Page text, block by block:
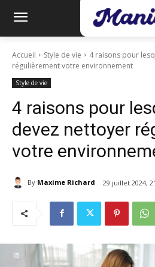
Accueil Style de vie
4 raisons pour
régulièrement votre environnement
Style de vie
4 raisons pour
devez nettoyer
votre
By Maxime Richard 29 juillet 2024,